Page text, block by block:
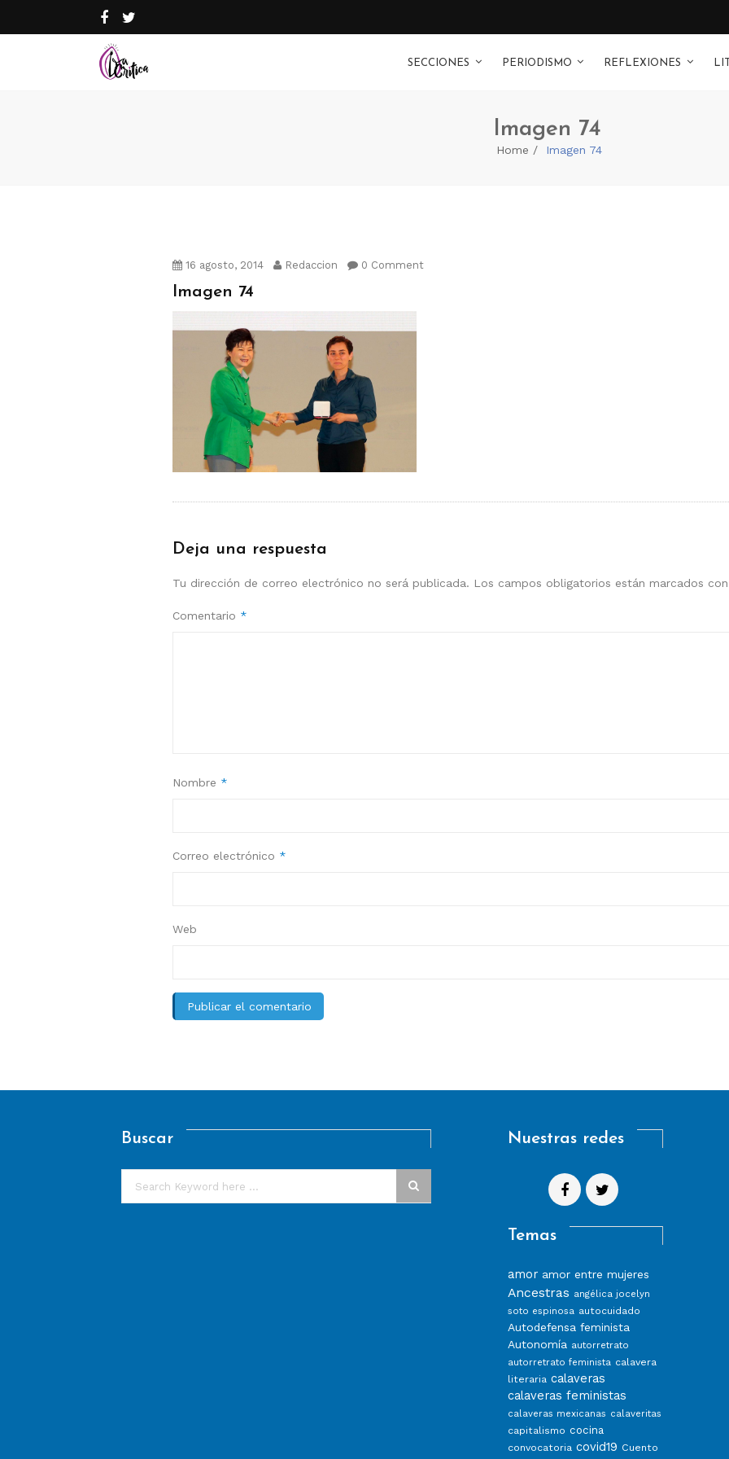
SECCIONES PERIODISMO REFLEXIONES
Imagen 74
Home Imagen 74
16 agosto, 2014 Redaccion 0 Comment
Imagen 74
Deja una respuesta
Tu dirección de correo electrónico no será publicada. Los campos obligatorios están marcados
Comentario *
Nombre *
Correo electrónico *
Web
Buscar Nuestras redes
Temas
amor amor entre mujeres
Ancestras angélica jocelyn
soto espinosa autocuidado
Autodefensa feminista
Autonomía autorretrato
autorretrato feminista calavera
literaria calaveras
calaveras feministas
calaveras mexicanas calaveritas
capitalismo cocina
convocatoria covid19 Cuento